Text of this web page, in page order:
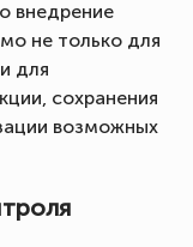
внедрение
не только для
для
сохранения
возможных